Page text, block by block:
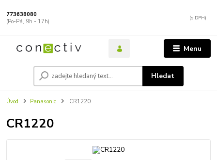
Menu
Hledat
773638080
(Po-Pá, 9h - 17h)
Úvod Panasonic CR1220
CR1220